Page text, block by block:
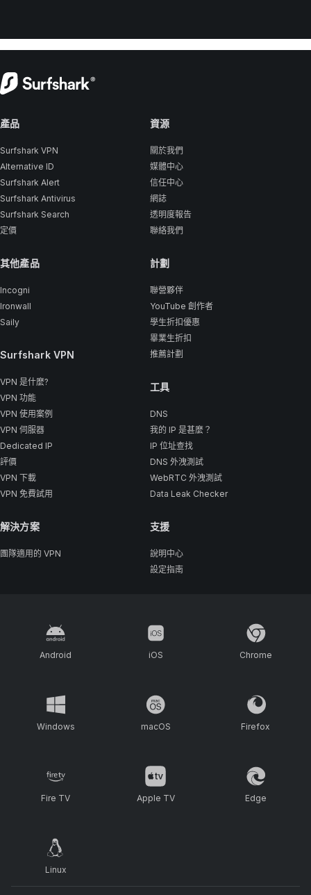
產品
Surfshark VPN
Alternative ID
Surfshark Alert
Surfshark Antivirus
Surfshark Search
定價
其他產品
Incogni
Ironwall
Saily
Surfshark VPN
VPN 是什麼?
VPN 功能
VPN 使用案例
VPN 伺服器
Dedicated IP
評價
VPN 下載
VPN 免費試用
解決方案
團隊適用的 VPN
資源
關於我們
媒體中心
信任中心
網誌
透明度報告
聯絡我們
計劃
聯營夥伴
YouTube 創作者
學生折扣優惠
畢業生折扣
推薦計劃
工具
DNS
我的 IP 是甚麼？
IP 位址查找
DNS 外洩測試
WebRTC 外洩測試
Data Leak Checker
支援
說明中心
設定指南
Android iOS Chrome
Windows macOS Firefox
Fire TV Apple TV Edge
Linux